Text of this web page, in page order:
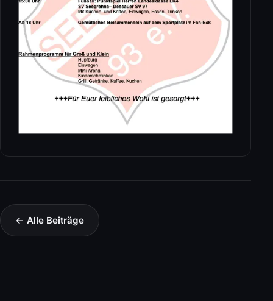
← Alle Beiträge